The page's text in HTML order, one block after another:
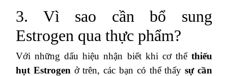
3. Vì sao cần bổ sung
Estrogen qua thực phẩm?
Với những dấu hiệu nhận biết khi cơ thể thiếu
hụt Estrogen ở trên, các bạn có thể thấy sự cần